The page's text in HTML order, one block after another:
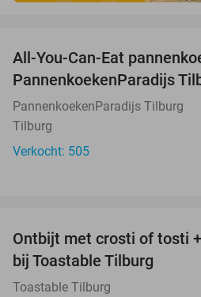
All-You-Can-Eat
PannenkoekenParadijs
PannenkoekenParadijs Tilburg
Tilburg
Verkocht: 505
Ontbijt met crosti of tosti
bij Toastable Tilburg
Toastable Tilburg